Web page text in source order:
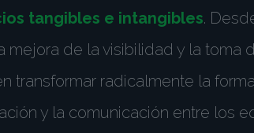
tangibles e intangibles.
mejora de la visibilidad y la toma
transformar radicalmente la
y la comunicación entre los